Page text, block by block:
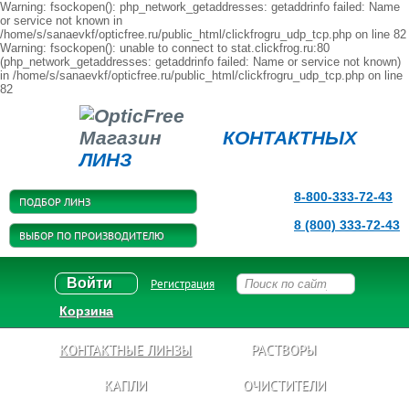
Warning: fsockopen(): php_network_getaddresses: getaddrinfo failed: Name
or service not known in
/home/s/sanaevkf/opticfree.ru/public_html/clickfrogru_udp_tcp.php on line 82
Warning: fsockopen(): unable to connect to stat.clickfrog.ru:80
(php_network_getaddresses: getaddrinfo failed: Name or service not known)
in /home/s/sanaevkf/opticfree.ru/public_html/clickfrogru_udp_tcp.php on line
82
Магазин КОНТАКТНЫХ
ЛИНЗ
ПОДБОР ЛИНЗ
ВЫБОР ПО ПРОИЗВОДИТЕЛЮ
8-800-333-72-43
8 (800) 333-72-43
Войти Регистрация
Корзина
КОНТАКТНЫЕ ЛИНЗЫ РАСТВОРЫ
КАПЛИ ОЧИСТИТЕЛИ